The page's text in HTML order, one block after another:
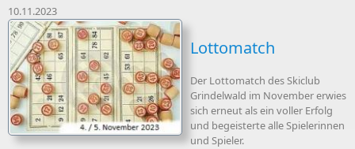
10.11.2023
Lottomatch
Der Lottomatch des Skiclub
Grindelwald im November erwies
sich erneut als ein voller Erfolg
und begeisterte alle Spielerinnen
und Spieler.